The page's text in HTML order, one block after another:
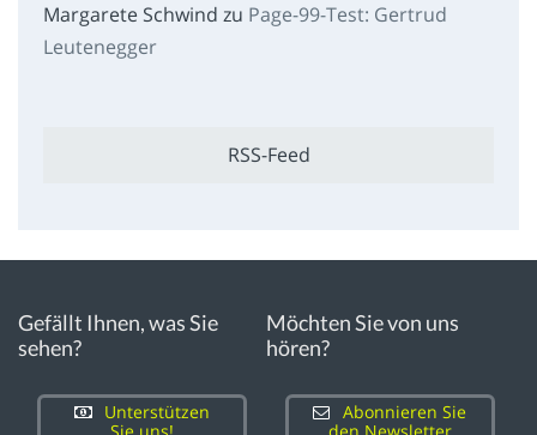
Margarete Schwind zu Page-99-Test: Gertrud
Leutenegger
RSS-Feed
Gefällt Ihnen, was Sie
sehen?
Unterstützen
Sie uns!
Möchten Sie von uns
hören?
Abonnieren Sie
den Newsletter